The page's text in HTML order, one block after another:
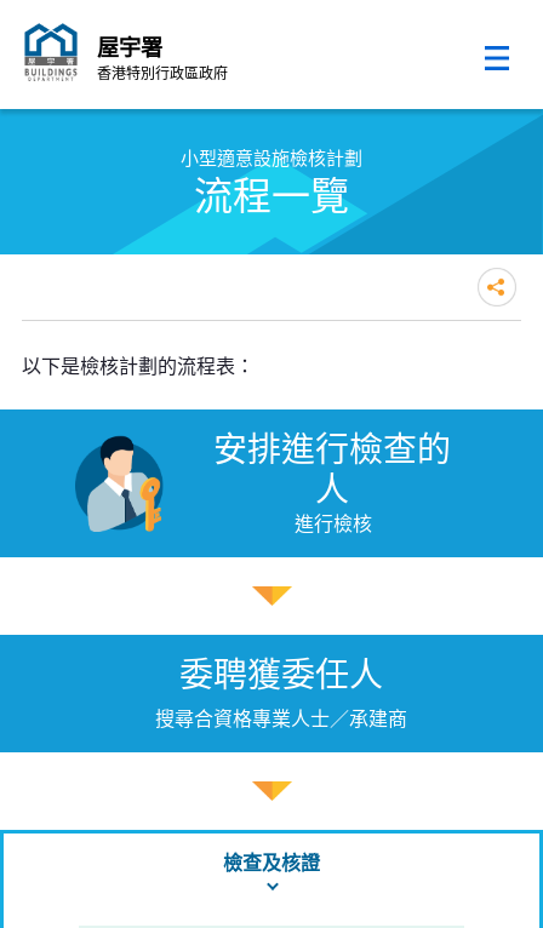
屋宇署
香港特別行政區政府
小型適意設施檢核計劃
流程一覽
以下是檢核計劃的流程表：
安排進行檢查的
人
進行檢核
委聘獲委任人
搜尋合資格專業人士／承建商
檢查及核證